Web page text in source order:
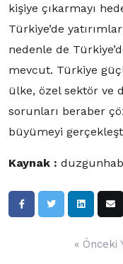
kişiye çıkarmayı
Türkiye’de
nedenle de
mevcut. Türkiye
ülke, özel sektör ve
sorunları beraber
büyümeyi
Kaynak :
« Önceki